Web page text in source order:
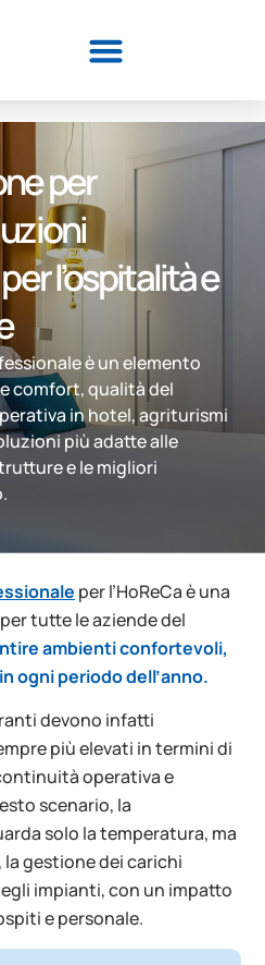
per
l’ospitalità e
è un elemento
comfort, qualità del
in hotel, agriturismi
più adatte alle
e le migliori
per l’HoReCaè una
tutte le aziende del
ambienti confortevoli,
ogni periodo dell’anno.
devono infatti
più elevati in termini di
operativa e
scenario, la
solo la temperatura, ma
la gestione dei carichi
impianti, con un impatto
e personale.